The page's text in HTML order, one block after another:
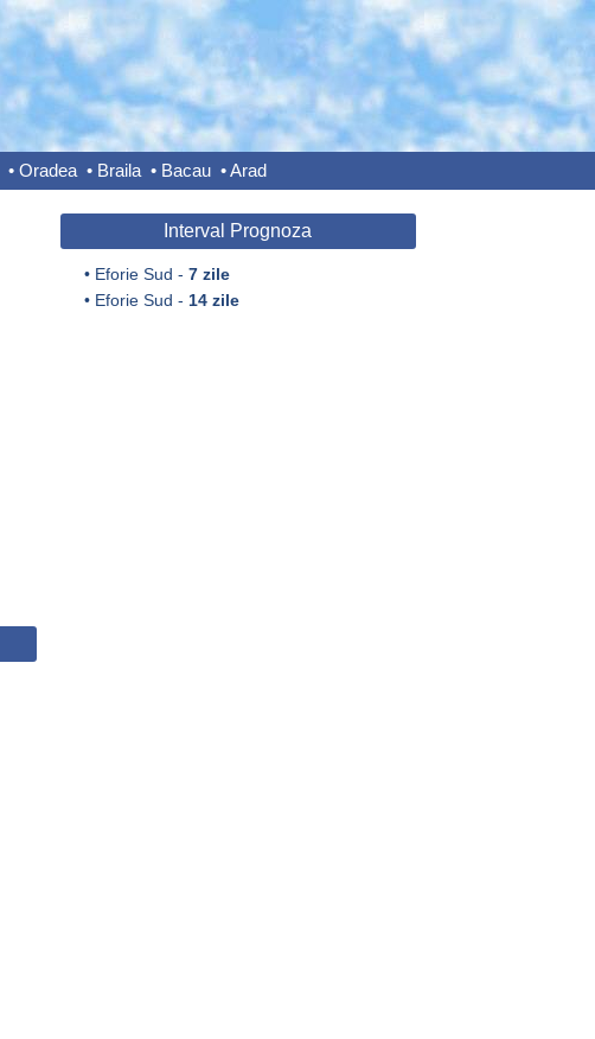
• Oradea • Braila • Bacau •Arad
Interval Prognoza
• Eforie Sud - 7 zile
• Eforie Sud - 14 zile